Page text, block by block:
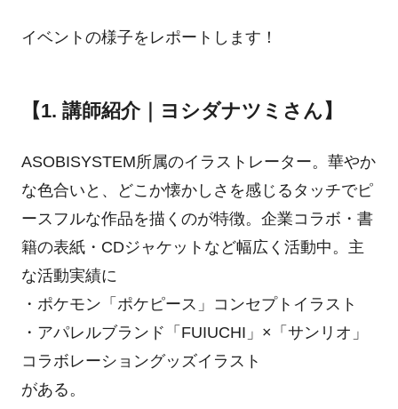
イベントの様子をレポートします！
【1. 講師紹介｜ヨシダナツミさん】
ASOBISYSTEM所属のイラストレーター。華やか
な色合いと、どこか懐かしさを感じるタッチでピ
ースフルな作品を描くのが特徴。企業コラボ・書
籍の表紙・CDジャケットなど幅広く活動中。主
な活動実績に
・ポケモン「ポケピース」コンセプトイラスト
・アパレルブランド「FUIUCHI」×「サンリオ」
コラボレーショングッズイラスト
がある。